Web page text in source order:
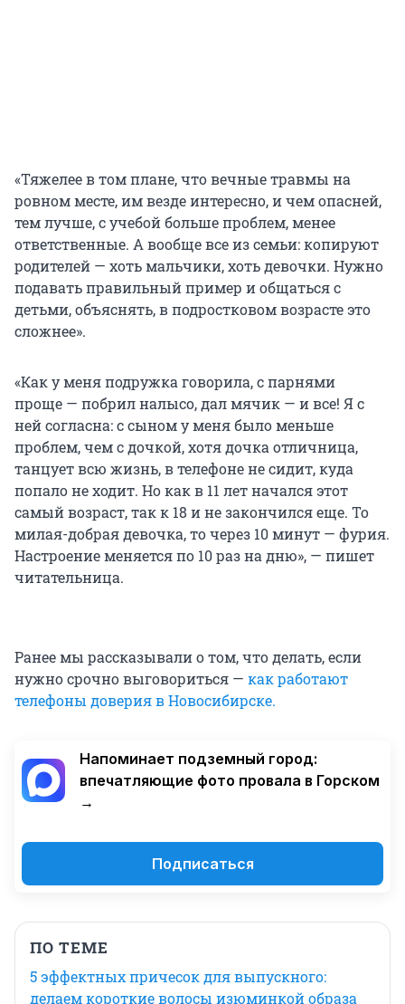
«Тяжелее в том плане, что вечные травмы на
ровном месте, им везде интересно, и чем опасней,
тем лучше, с учебой больше проблем, менее
ответственные. А вообще все из семьи: копируют
родителей — хоть мальчики, хоть девочки. Нужно
подавать правильный пример и общаться с
детьми, объяснять, в подростковом возрасте это
сложнее».
«Как у меня подружка говорила, с парнями
проще — побрил налысо, дал мячик — и все! Я с
ней согласна: с сыном у меня было меньше
проблем, чем с дочкой, хотя дочка отличница,
танцует всю жизнь, в телефоне не сидит, куда
попало не ходит. Но как в 11 лет начался этот
самый возраст, так к 18 и не закончился еще. То
милая-добрая девочка, то через 10 минут — фурия.
Настроение меняется по 10 раз на дню», — пишет
читательница.
Ранее мы рассказывали о том, что делать, если
нужно срочно выговориться — как работают
телефоны доверия в Новосибирске.
Напоминает подземный город:
впечатляющие фото провала в Горском
→
Подписаться
ПО ТЕМЕ
5 эффектных причесок для выпускного:
делаем короткие волосы изюминкой образа